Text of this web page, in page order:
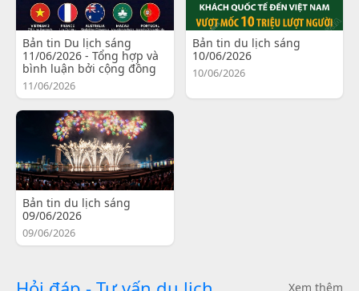
Bản tin Du lịch sáng
11/06/2026 - Tổng hợp và
bình luận bởi cộng đồng
11/06/2026
Bản tin du lịch sáng
10/06/2026
10/06/2026
Bản tin du lịch sáng
09/06/2026
09/06/2026
Xem thêm